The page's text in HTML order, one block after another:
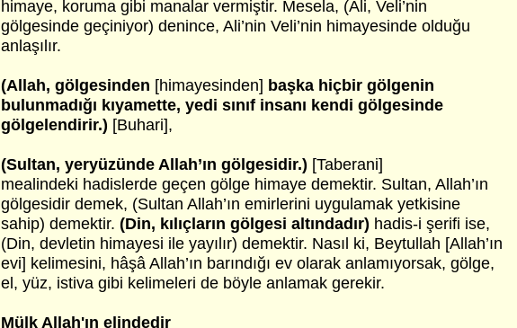
himaye, koruma gibi manalar vermiştir. Mesela, (Ali, Veli’nin
gölgesinde geçiniyor) denince, Ali’nin Veli’nin himayesinde olduğu
anlaşılır.
(Allah, gölgesinden [himayesinden] başka hiçbir gölgenin
bulunmadığı kıyamette, yedi sınıf insanı kendi gölgesinde
gölgelendirir.) [Buhari],
(Sultan, yeryüzünde Allah’ın gölgesidir.) [Taberani]
mealindeki hadislerde geçen gölge himaye demektir. Sultan, Allah’ın
gölgesidir demek, (Sultan Allah’ın emirlerini uygulamak yetkisine
sahip) demektir. (Din, kılıçların gölgesi altındadır) hadis-i şerifi ise,
(Din, devletin himayesi ile yayılır) demektir. Nasıl ki, Beytullah [Allah’ın
evi] kelimesini, hâşâ Allah’ın barındığı ev olarak anlamıyorsak, gölge,
el, yüz, istiva gibi kelimeleri de böyle anlamak gerekir.
Mülk Allah'ın elindedir